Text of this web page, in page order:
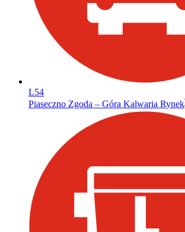
L54
Piaseczno Zgoda – Góra Kalwaria Rynek